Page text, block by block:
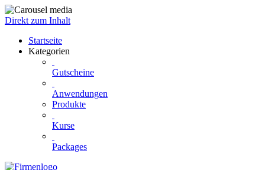
Direkt zum Inhalt
Startseite
Kategorien
Gutscheine
Anwendungen
Produkte
Kurse
Packages